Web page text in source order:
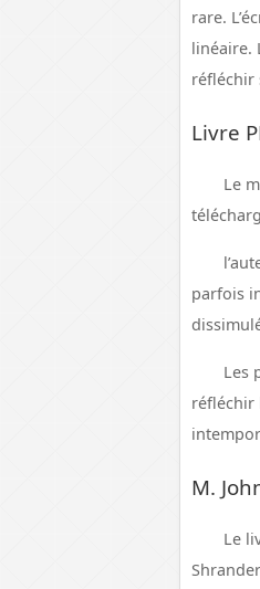
rare.
linéaire.
réfléchir
Livre
Le
parfois
Les
réfléchir
M.
Le